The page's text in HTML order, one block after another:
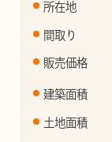
所在地
間取り
販売価格
建築面積
土地面積